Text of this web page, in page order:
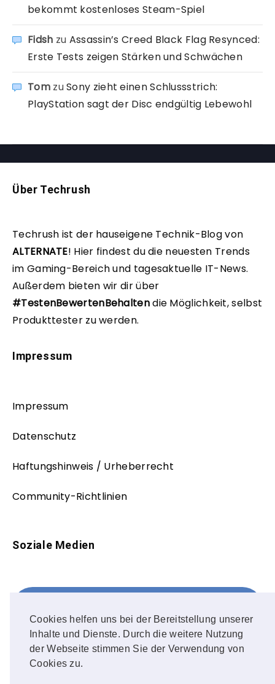
Cookies helfen uns bei der Bereitstellung unserer
Inhalte und Dienste. Durch die weitere Nutzung
der Webseite stimmen Sie der Verwendung von
Cookies zu.
bekommt kostenloses Steam-Spiel
Fidsh zu Assassin’s Creed Black Flag Resynced:
Erste Tests zeigen Stärken und Schwächen
TomzuSony zieht einen Schlussstrich:
PlayStation sagt der Disc endgültig Lebewohl
Über Techrush
Techrush ist der hauseigene Technik-Blog von
ALTERNATE! Hier findest du die neuesten Trends
im Gaming-Bereich und tagesaktuelle IT-News.
Außerdem bieten wir dir über
#TestenBewertenBehaltendie Möglichkeit, selbst
Produkttester zu werden.
Impressum
Impressum
Datenschutz
Haftungshinweis / Urheberrecht
Community-Richtlinien
Soziale Medien
FOLLOW ME!
Instagram
OUR PHOTOS!